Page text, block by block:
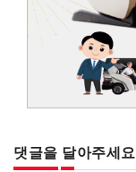
댓글을 달아주세요